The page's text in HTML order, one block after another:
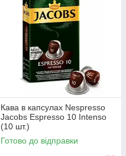
Кава в капсулах Nespresso
Jacobs Espresso 10 Intenso
(10 шт.)
Готово до відправки